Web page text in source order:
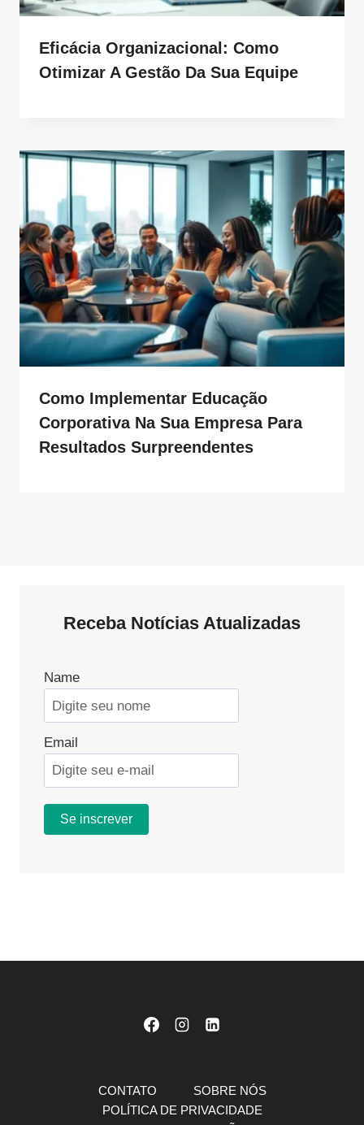
Eficácia Organizacional: Como
Otimizar A Gestão Da Sua Equipe
Como Implementar Educação
Corporativa Na Sua Empresa Para
Resultados Surpreendentes
Receba Notícias Atualizadas
Name
Email
CONTATO
SOBRE NÓS
POLÍTICA DE PRIVACIDADE